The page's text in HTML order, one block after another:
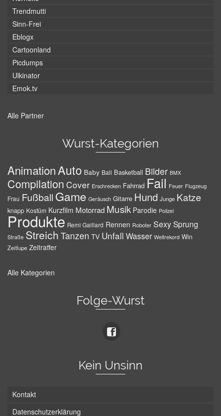
Trendmutti
Sinn-Frei
Eblogx
Cartoonland
Picdumps
Ulkinator
Emok.tv
Alle Partner
Wurst-Kategorien
AnimationAuto Baby Ball Basketball Bilder BMX
Compilation Cover Erschrecken Fahrrad Fail Feuer Flugzeug
Frau Fußball Game Geräusch Gitarre Hund Junge Katze
knapp Kostüm Kurzfilm Motorrad Musik Parodie Polizei
Produkte Remi Gaillard Rennen Roboter SexySprung
Straße Streich Tanzen TV Unfall Wasser Weltrekord Win
Zeitlupe Zeitraffer
Alle Kategorien
Folge-Wurst
Kein Unsinn
Kontakt
Datenschutzerklärung